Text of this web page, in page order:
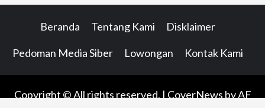
Beranda Tentang Kami Disklaimer
Pedoman Media Siber Lowongan Kontak Kami
Copyright © All rights reserved. | CoverNews by AF